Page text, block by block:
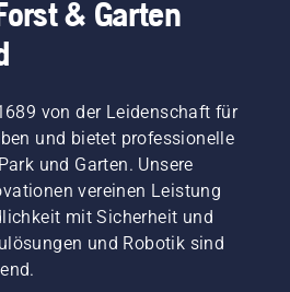
& Garten
von der Leidenschaft für
und bietet professionelle
und Garten. Unsere
vereinen Leistung
mit Sicherheit und
und Robotik sind